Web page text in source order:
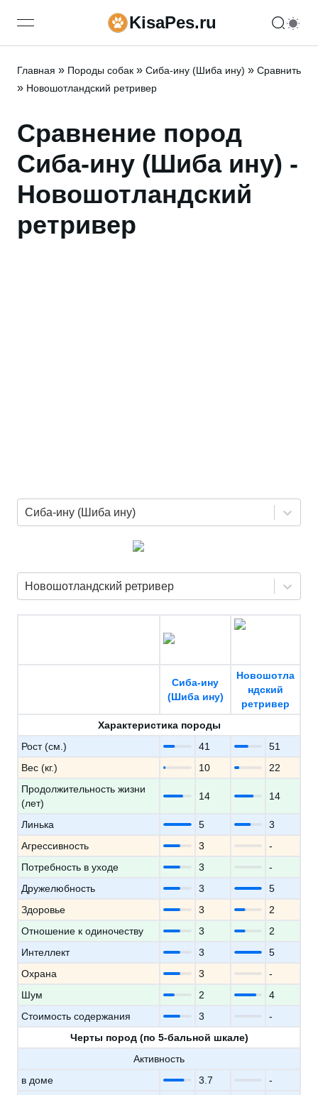
open navigation menuKisaPes.ru
Главная » Породы собак » Сиба-ину (Шиба ину) » Сравнить
» Новошотландский ретривер
Сравнение пород
Сиба-ину (Шиба ину) -
Новошотландский
ретривер
Сиба-ину (Шиба ину)
Новошотландский ретривер
Сиба-ину
(Шиба ину)
Новошотла
ндский
ретривер
Характеристика породы
Рост (см.)
41
51
Вес (кг.)
10
22
Продолжительность жизни
(лет)
14 14
Линька 5
3
Агрессивность
3
-
Потребность в уходе
3
-
Дружелюбность
3
5
Здоровье
3
2
Отношение к одиночеству
3
2
Интеллект
3
5
Охрана
3
-
Шум
2
4
Стоимость содержания
3
-
Черты пород (по 5-бальной шкале)
Активность
в доме
3.7
-